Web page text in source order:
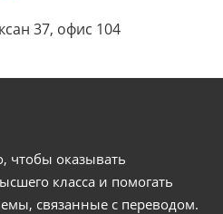
37, офис 104
чтобы оказывать
класса и помогать
связанные с переводом.